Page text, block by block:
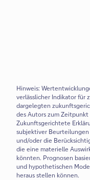
Hinweis:
verlässlicher Indikator für
dargelegten
des Autors zum Zeitpunkt
Zukunftsgerichtete
subjektiver Beurteilungen
und/oder die
die eine materielle
könnten. Prognosen
und hypothetischen
heraus stellen können.